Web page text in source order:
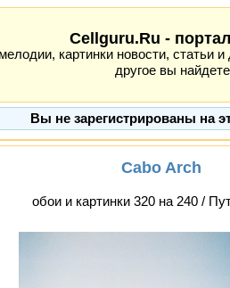
Cellguru.Ru -
картинки новости, статьи
другое вы
Вы не зарегистрированы на
Cabo Arch
обои и картинки 320 на 240 /